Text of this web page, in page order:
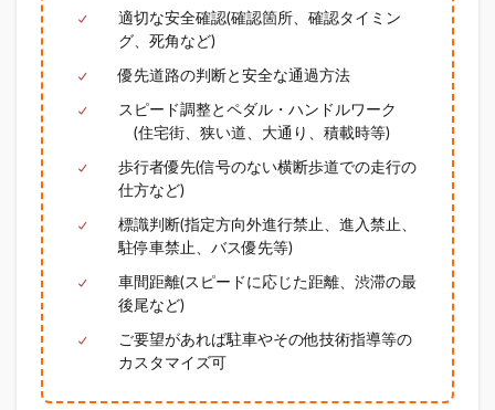
適切な安全確認(確認箇所、確認タイミン
グ、死角など)
優先道路の判断と安全な通過方法
スピード調整とペダル・ハンドルワーク
(住宅街、狭い道、大通り、積載時等)
歩行者優先(信号のない横断歩道での走行の
仕方など)
標識判断(指定方向外進行禁止、進入禁止、
駐停車禁止、バス優先等)
車間距離(スピードに応じた距離、渋滞の最
後尾など)
ご要望があれば駐車やその他技術指導等の
カスタマイズ可